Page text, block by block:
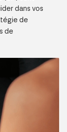
dans vos
de
de